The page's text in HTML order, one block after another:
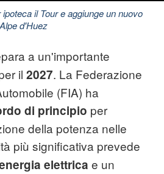
ipoteca il Tour e aggiunge un nuovo
d'Huez
a un'importante
il 2027. La Federazione
(FIA) ha
di principio per
della potenza nelle
più significativa prevede
elettrica e un